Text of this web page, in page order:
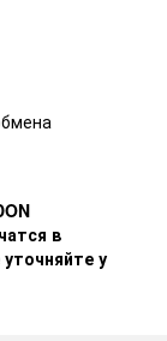
в
у